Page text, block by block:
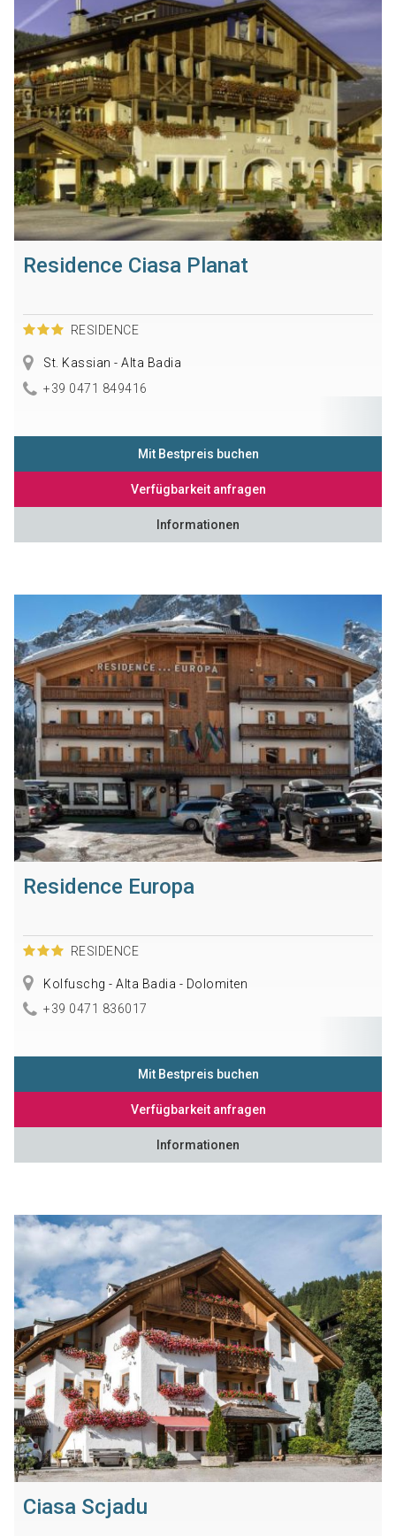
Residence Ciasa Planat
RESIDENCE
St. Kassian - Alta Badia
+39 0471 849416
Mit Bestpreis buchen
Verfügbarkeit anfragen
Informationen
Residence Europa
RESIDENCE
Kolfuschg - Alta Badia - Dolomiten
+39 0471 836017
Mit Bestpreis buchen
Verfügbarkeit anfragen
Informationen
Ciasa Scjadu